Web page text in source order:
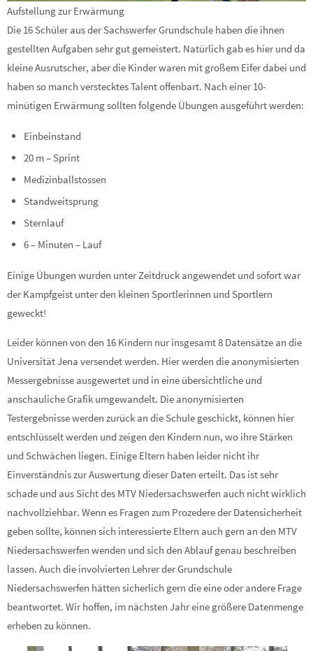
Aufstellung zur Erwärmung
Die 16 Schüler aus der Sachswerfer Grundschule haben die ihnen
gestellten Aufgaben sehr gut gemeistert. Natürlich gab es hier und da
kleine Ausrutscher, aber die Kinder waren mit großem Eifer dabei und
haben so manch verstecktes Talent offenbart. Nach einer 10-
minütigen Erwärmung sollten folgende Übungen ausgeführt werden:
Einbeinstand
20 m – Sprint
Medizinballstossen
Standweitsprung
Sternlauf
6 – Minuten – Lauf
Einige Übungen wurden unter Zeitdruck angewendet und sofort war
der Kampfgeist unter den kleinen Sportlerinnen und Sportlern
geweckt!
Leider können von den 16 Kindern nur insgesamt 8 Datensätze an die
Universität Jena versendet werden. Hier werden die anonymisierten
Messergebnisse ausgewertet und in eine übersichtliche und
anschauliche Grafik umgewandelt. Die anonymisierten
Testergebnisse werden zurück an die Schule geschickt, können hier
entschlüsselt werden und zeigen den Kindern nun, wo ihre Stärken
und Schwächen liegen. Einige Eltern haben leider nicht ihr
Einverständnis zur Auswertung dieser Daten erteilt. Das ist sehr
schade und aus Sicht des MTV Niedersachswerfen auch nicht wirklich
nachvollziehbar. Wenn es Fragen zum Prozedere der Datensicherheit
geben sollte, können sich interessierte Eltern auch gern an den MTV
Niedersachswerfen wenden und sich den Ablauf genau beschreiben
lassen. Auch die involvierten Lehrer der Grundschule
Niedersachswerfen hätten sicherlich gern die eine oder andere Frage
beantwortet. Wir hoffen, im nächsten Jahr eine größere Datenmenge
erheben zu können.